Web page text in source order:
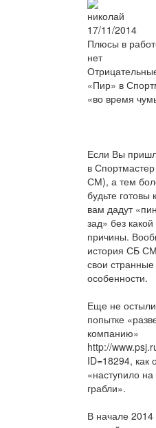
николай
17/11/2014
Плюсы в
нет
«Пир» в
«во время
Если Вы
в
СМ), а тем
будьте готовы
вам дадут
зад» без
причины.
история СБ
свои странные
особенности.
Еще не
попытке
компанию»
http://
ID=18294, как
«наступило
грабли».
В начале 2014